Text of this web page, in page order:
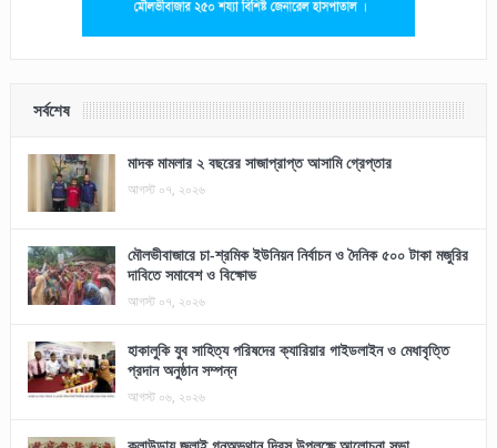
সর্বশেষ
মাদক মামলার ২ বছরের সাজাপ্রাপ্ত আসামি গ্রেপ্তার
আগস্ট ০৭, ২০২৬
মৌলভীবাজারে চা-শ্রমিক ইউনিয়ন নির্বাচন ও দৈনিক ৫০০ টাকা মজুরির
দাবিতে সমাবেশ ও বিক্ষোভ
আগস্ট ০৭, ২০২৬
হাকালুকি যুব সাহিত্য পরিষদের ক্যারিয়ার গাইডলাইন ও মেধাবৃত্তি
প্রদান অনুষ্ঠান সম্পন্ন
আগস্ট ০৬, ২০২৬